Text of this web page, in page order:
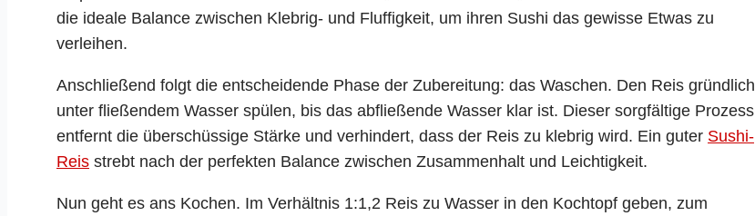
die ideale Balance zwischen Klebrig- und Fluffigkeit, um ihren Sushi das gewisse Etwas zu
verleihen.
Anschließend folgt die entscheidende Phase der Zubereitung: das Waschen. Den Reis gründlich
unter fließendem Wasser spülen, bis das abfließende Wasser klar ist. Dieser sorgfältige Prozess
entfernt die überschüssige Stärke und verhindert, dass der Reis zu klebrig wird. Ein guter Sushi-
Reis strebt nach der perfekten Balance zwischen Zusammenhalt und Leichtigkeit.
Nun geht es ans Kochen. Im Verhältnis 1:1,2 Reis zu Wasser in den Kochtopf geben, zum